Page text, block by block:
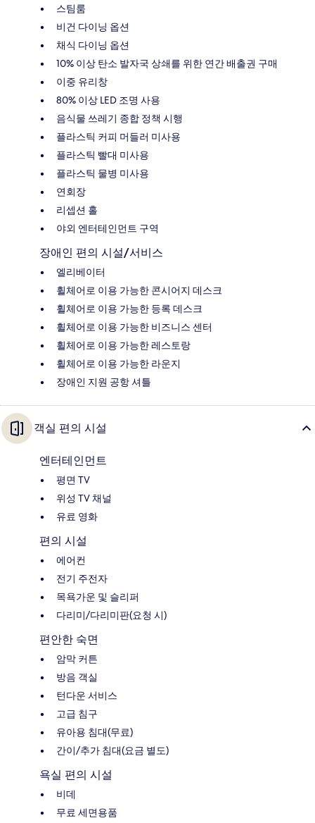
스팀룸
비건 다이닝 옵션
채식 다이닝 옵션
10% 이상 탄소 발자국 상쇄를 위한 연간 배출권 구매
이중 유리창
80% 이상 LED 조명 사용
음식물 쓰레기 종합 정책 시행
플라스틱 커피 머들러 미사용
플라스틱 빨대 미사용
플라스틱 물병 미사용
연회장
리셉션 홀
야외 엔터테인먼트 구역
장애인 편의 시설/서비스
엘리베이터
휠체어로 이용 가능한 콘시어지 데스크
휠체어로 이용 가능한 등록 데스크
휠체어로 이용 가능한 비즈니스 센터
휠체어로 이용 가능한 레스토랑
휠체어로 이용 가능한 라운지
장애인 지원 공항 셔틀
객실 편의 시설
엔터테인먼트
평면 TV
위성 TV 채널
유료 영화
편의 시설
에어컨
전기 주전자
목욕가운 및 슬리퍼
다리미/다리미판(요청 시)
편안한 숙면
암막 커튼
방음 객실
턴다운 서비스
고급 침구
유아용 침대(무료)
간이/추가 침대(요금 별도)
욕실 편의 시설
비데
무료 세면용품